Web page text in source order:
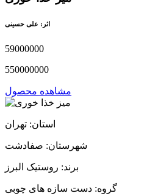
اثر: علی حسینی
59000000
550000000
مشاهده محصول
استان: تهران
شهرستان: صفادشت
برند: روستیک البرز
گروه: دست سازه های چوبی